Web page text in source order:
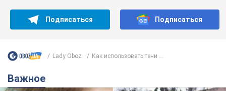
Подписаться Подписаться
Lady Oboz Как использовать тени ...
Важное